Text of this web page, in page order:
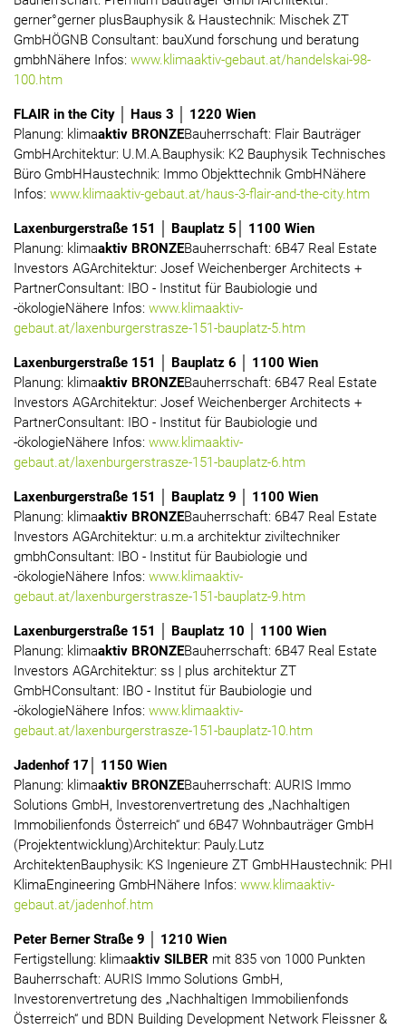
gerner°gerner plusBauphysik & Haustechnik: Mischek ZT
GmbHÖGNB Consultant: bauXund forschung und beratung
gmbhNähere Infos: www.klimaaktiv-gebaut.at/handelskai-98-
100.htm
FLAIR in the City │ Haus 3 │ 1220 Wien
Planung: klimaaktiv BRONZEBauherrschaft: Flair Bauträger
GmbHArchitektur: U.M.A.Bauphysik: K2 Bauphysik Technisches
Büro GmbHHaustechnik: Immo Objekttechnik GmbHNähere
Infos: www.klimaaktiv-gebaut.at/haus-3-flair-and-the-city.htm
Laxenburgerstraße 151 │ Bauplatz 5│ 1100 Wien
Planung: klimaaktiv BRONZEBauherrschaft: 6B47 Real Estate
Investors AGArchitektur: Josef Weichenberger Architects +
PartnerConsultant: IBO - Institut für Baubiologie und
-ökologieNähere Infos: www.klimaaktiv-
gebaut.at/laxenburgerstrasze-151-bauplatz-5.htm
Laxenburgerstraße 151 │ Bauplatz 6 │ 1100 Wien
Planung: klimaaktiv BRONZEBauherrschaft: 6B47 Real Estate
Investors AGArchitektur: Josef Weichenberger Architects +
PartnerConsultant: IBO - Institut für Baubiologie und
-ökologieNähere Infos: www.klimaaktiv-
gebaut.at/laxenburgerstrasze-151-bauplatz-6.htm
Laxenburgerstraße 151 │ Bauplatz 9 │ 1100 Wien
Planung: klimaaktiv BRONZEBauherrschaft: 6B47 Real Estate
Investors AGArchitektur: u.m.a architektur ziviltechniker
gmbhConsultant: IBO - Institut für Baubiologie und
-ökologieNähere Infos: www.klimaaktiv-
gebaut.at/laxenburgerstrasze-151-bauplatz-9.htm
Laxenburgerstraße 151 │ Bauplatz 10 │ 1100 Wien
Planung: klimaaktiv BRONZEBauherrschaft: 6B47 Real Estate
Investors AGArchitektur: ss | plus architektur ZT
GmbHConsultant: IBO - Institut für Baubiologie und
-ökologieNähere Infos: www.klimaaktiv-
gebaut.at/laxenburgerstrasze-151-bauplatz-10.htm
Jadenhof 17│ 1150 Wien
Planung: klimaaktiv BRONZEBauherrschaft: AURIS Immo
Solutions GmbH, Investorenvertretung des „Nachhaltigen
Immobilienfonds Österreich“ und 6B47 Wohnbauträger GmbH
(Projektentwicklung)Architektur: Pauly.Lutz
ArchitektenBauphysik: KS Ingenieure ZT GmbHHaustechnik: PHI
KlimaEngineering GmbHNähere Infos: www.klimaaktiv-
gebaut.at/jadenhof.htm
Peter Berner Straße 9 │ 1210 Wien
Fertigstellung: klimaaktiv SILBER mit 835 von 1000 Punkten
Bauherrschaft: AURIS Immo Solutions GmbH,
Investorenvertretung des „Nachhaltigen Immobilienfonds
Österreich“ und BDN Building Development Network Fleissner &